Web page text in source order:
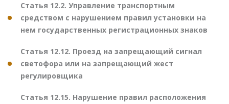
Статья 12.2. Управление транспортным
средством с нарушением правил установки на
нем государственных регистрационных знаков
Статья 12.12. Проезд на запрещающий сигнал
светофора или на запрещающий жест
регулировщика
Статья 12.15. Нарушение правил расположения